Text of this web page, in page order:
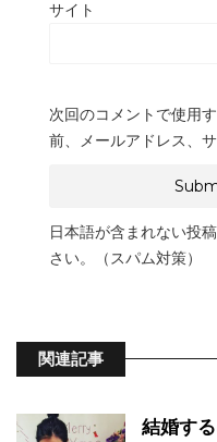
サイト
次回のコメントで使用
前、メールアドレス、
日本語が含まれない投
さい。（スパム対策）
関連記事
結婚す